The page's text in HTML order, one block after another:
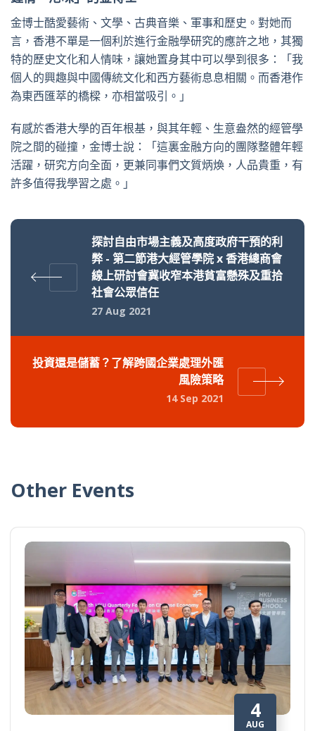
金博士酷愛藝術、文學、古典音樂、軍事和歷史。對她而
言，香港不單是一個利於進行金融學研究的應許之地，其獨
特的歷史文化和人情味，讓她置身其中可以學到很多：「我
個人的興趣與中國傳統文化和西方藝術息息相關。而香港作
為東西匯萃的橋樑，亦相當吸引。」
有感於香港大學的百年根基，與其年輕、生意盎然的經管學
院之間的碰撞，金博士說：「這裏金融方向的團隊整體年輕
活躍，研究方向全面，更兼同事們文質炳煥，人品貴重，有
許多值得我學習之處。」
探討自由市場主義及高度政府干預的利
弊 - 第二節港大經管學院 x 香港總商會
線上研討會冀收窄本港貧富懸殊及重拾
社會公眾信任
27 Aug 2021
投資還是儲蓄？了解跨國企業處理外匯
風險策略
14 Sep 2021
Other Events
4
AUG